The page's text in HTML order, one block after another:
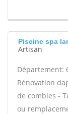
Piscine spa
Artisan
Département:
Rénovation
de combles -
ou